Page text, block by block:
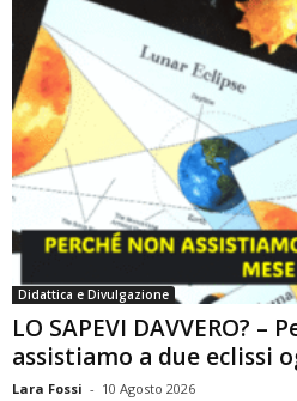
Didattica e Divulgazione
LO SAPEVI DAVVERO? –
assistiamo a due eclissi
Lara Fossi - 10 Agosto 2026